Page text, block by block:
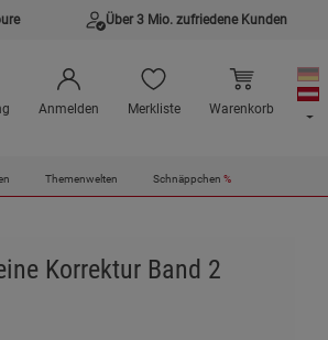
Über 3 Mio. zufriedene Kunden
Anmelden Merkliste Warenkorb
Themenwelten Schnäppchen %
Korrektur Band 2